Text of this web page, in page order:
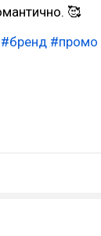
🥰
#бренд #промо